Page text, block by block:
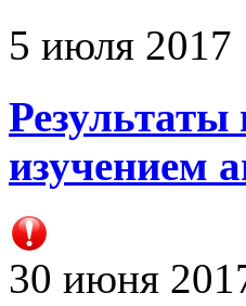
5 июля 2017
Результаты
изучением
30 июня